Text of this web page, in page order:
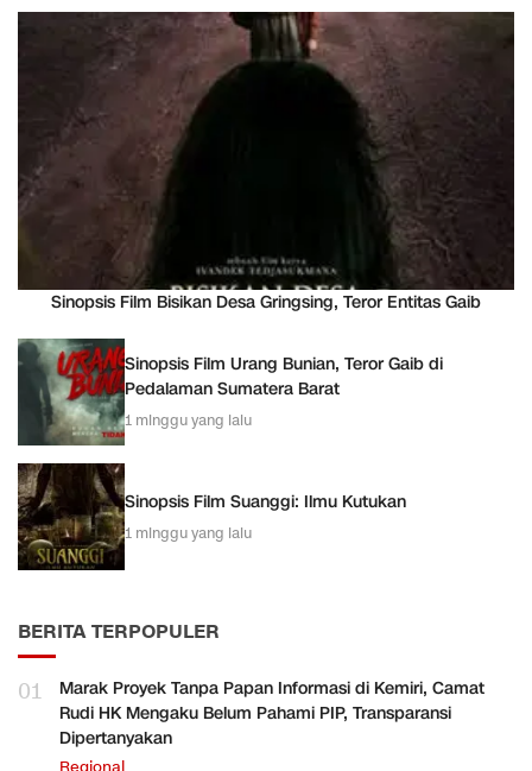
Sinopsis Film Bisikan Desa Gringsing, Teror Entitas Gaib
Sinopsis Film Urang Bunian, Teror Gaib di
Pedalaman Sumatera Barat
1 minggu yang lalu
Sinopsis Film Suanggi: Ilmu Kutukan
1 minggu yang lalu
BERITA TERPOPULER
01
Marak Proyek Tanpa Papan Informasi di Kemiri, Camat
Rudi HK Mengaku Belum Pahami PIP, Transparansi
Dipertanyakan